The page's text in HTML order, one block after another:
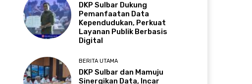
DKP Sulbar Dukung
Pemanfaatan Data
Kependudukan, Perkuat
Layanan Publik Berbasis
Digital
BERITA UTAMA
DKP Sulbar dan Mamuju
Sinergikan Data, Incar